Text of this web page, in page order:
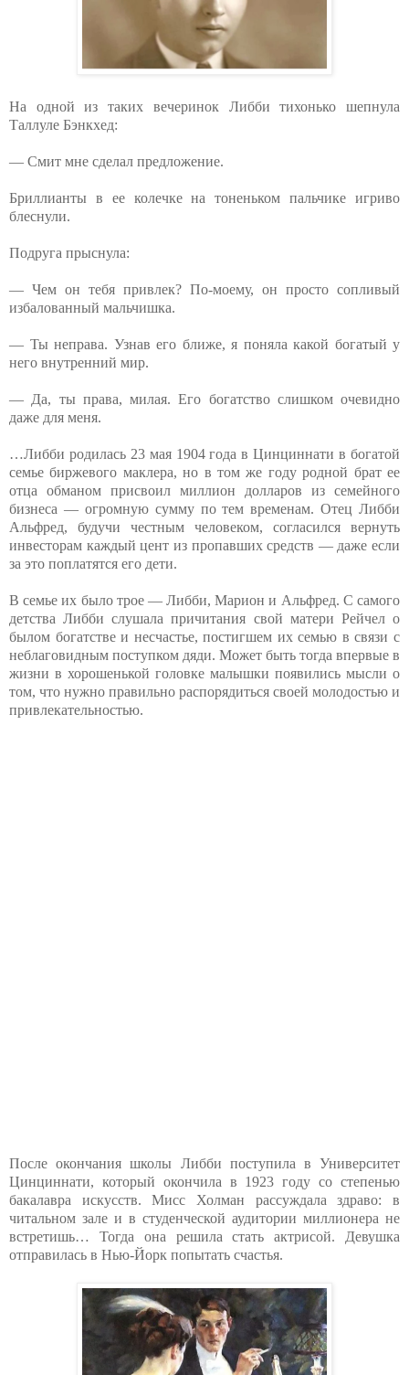
На одной из таких вечеринок Либби тихонько шепнула
Таллуле Бэнкхед:
— Смит мне сделал предложение.
Бриллианты в ее колечке на тоненьком пальчике игриво
блеснули.
Подруга прыснула:
— Чем он тебя привлек? По-моему, он просто сопливый
избалованный мальчишка.
— Ты неправа. Узнав его ближе, я поняла какой богатый у
него внутренний мир.
— Да, ты права, милая. Его богатство слишком очевидно
даже для меня.
…Либби родилась 23 мая 1904 года в Цинциннати в богатой
семье биржевого маклера, но в том же году родной брат ее
отца обманом присвоил миллион долларов из семейного
бизнеса — огромную сумму по тем временам. Отец Либби
Альфред, будучи честным человеком, согласился вернуть
инвесторам каждый цент из пропавших средств — даже если
за это поплатятся его дети.
В семье их было трое — Либби, Марион и Альфред. С самого
детства Либби слушала причитания свой матери Рейчел о
былом богатстве и несчастье, постигшем их семью в связи с
неблаговидным поступком дяди. Может быть тогда впервые в
жизни в хорошенькой головке малышки появились мысли о
том, что нужно правильно распорядиться своей молодостью и
привлекательностью.
После окончания школы Либби поступила в Университет
Цинциннати, который окончила в 1923 году со степенью
бакалавра искусств. Мисс Холман рассуждала здраво: в
читальном зале и в студенческой аудитории миллионера не
встретишь… Тогда она решила стать актрисой. Девушка
отправилась в Нью-Йорк попытать счастья.